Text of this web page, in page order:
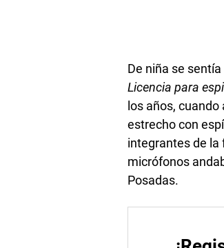
De niña se
Licencia para
los años,
estrecho con
integrantes de la
micrófonos
Posadas.